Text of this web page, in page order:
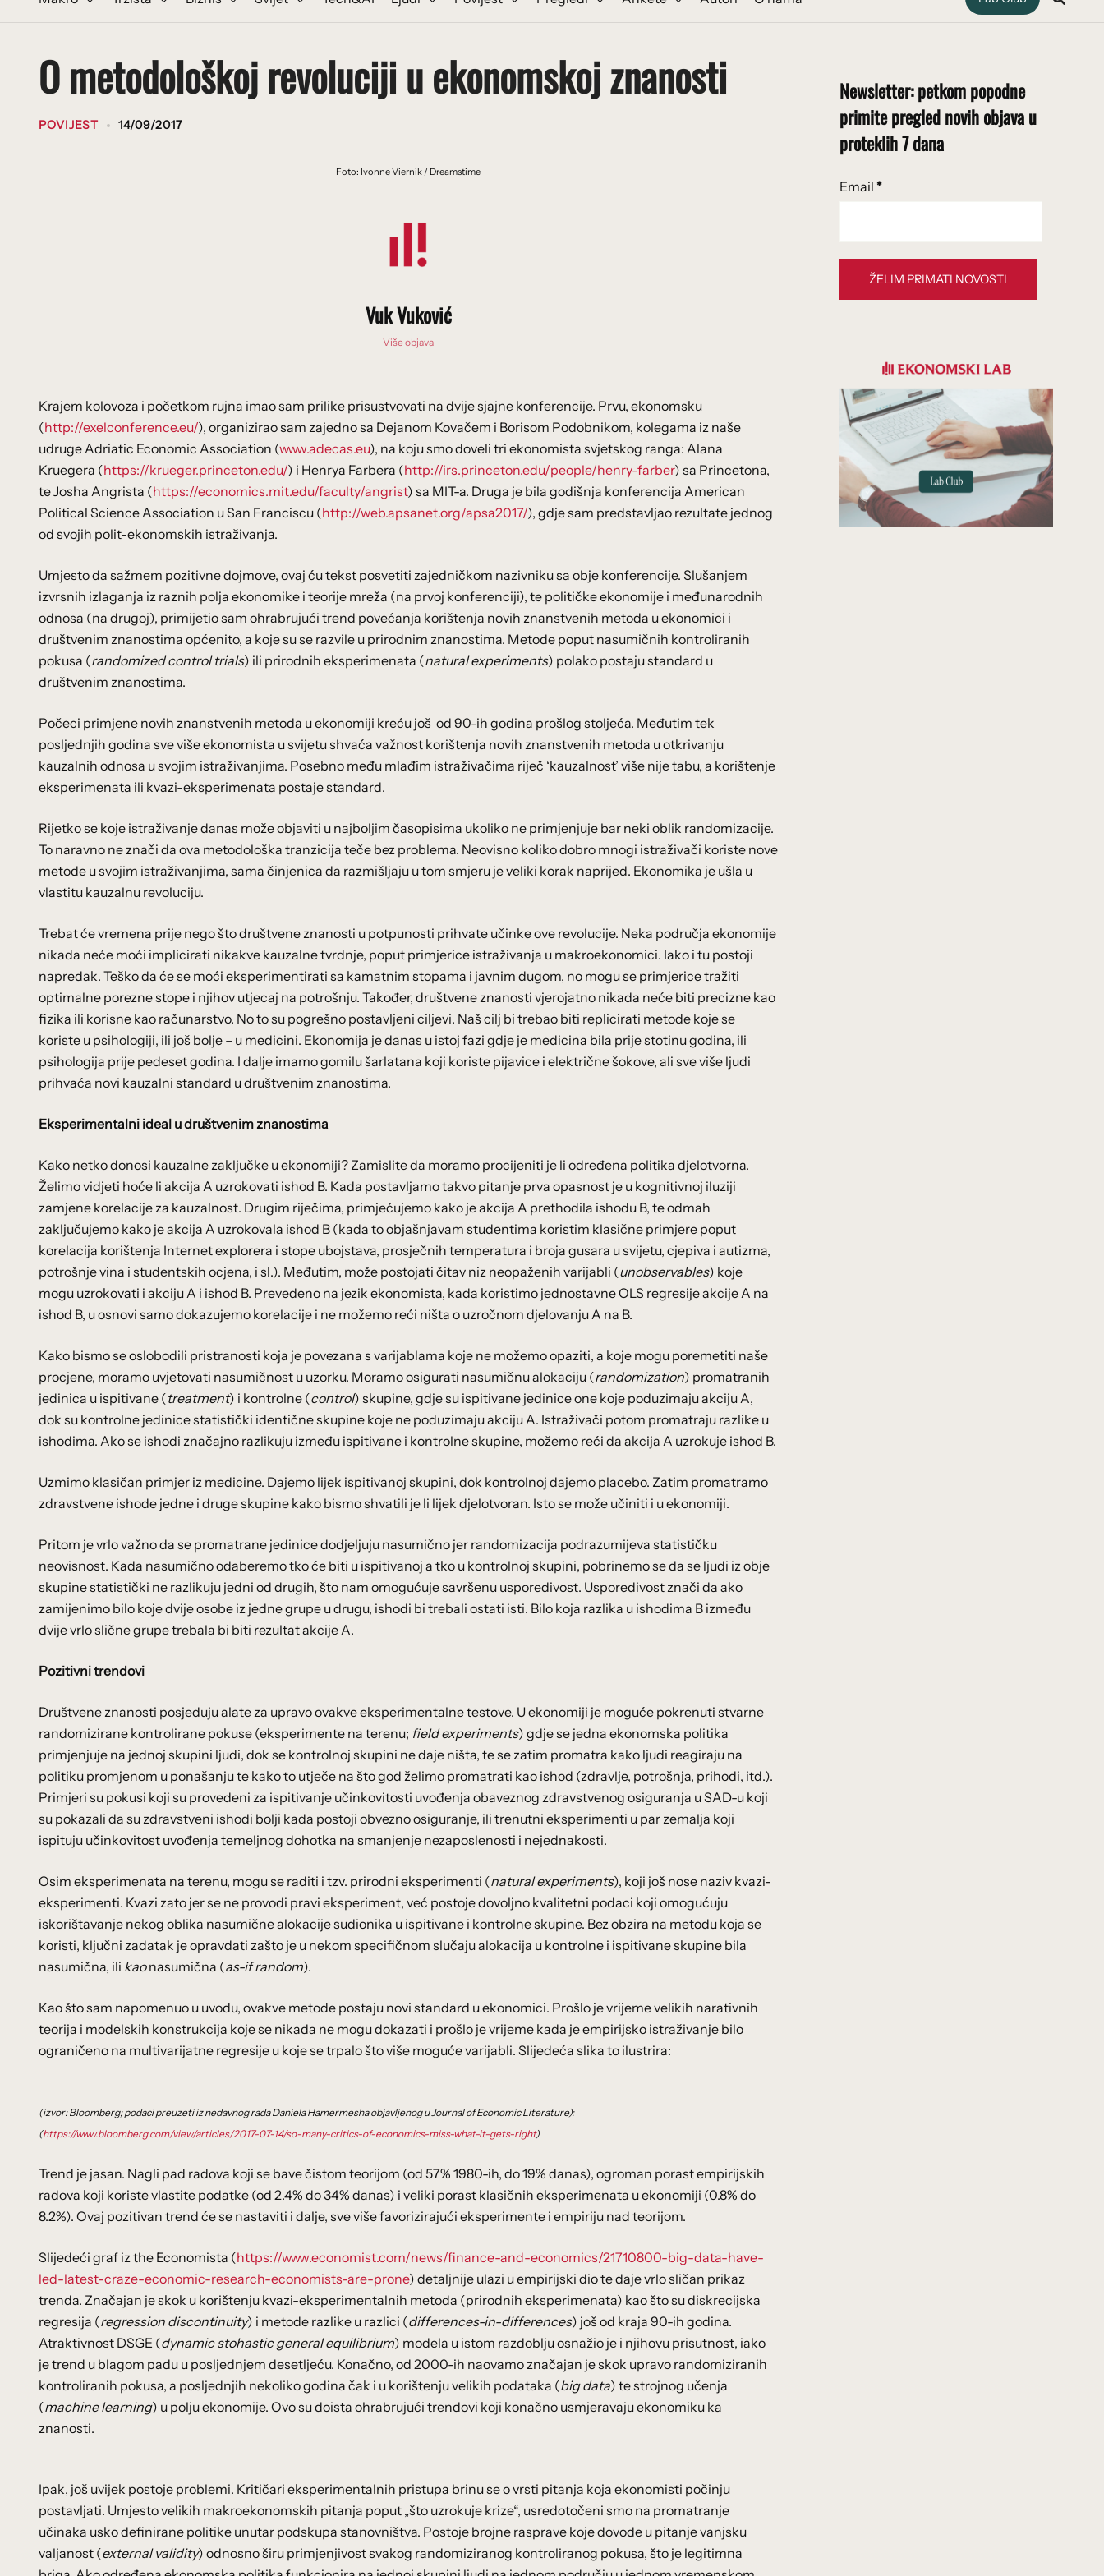
O metodološkoj revoluciji u ekonomskoj znanosti
POVIJEST 14/09/2017
Foto: Ivonne Viernik / Dreamstime
Vuk Vuković
Više objava
Krajem kolovoza i početkom rujna imao sam prilike prisustvovati na dvije sjajne konferencije. Prvu, ekonomsku
(http://exelconference.eu/), organizirao sam zajedno sa Dejanom Kovačem i Borisom Podobnikom, kolegama iz naše
udruge Adriatic Economic Association (www.adecas.eu), na koju smo doveli tri ekonomista svjetskog ranga: Alana
Kruegera (https://krueger.princeton.edu/) i Henrya Farbera (http://irs.princeton.edu/people/henry-farber) sa Princetona,
te Josha Angrista (https://economics.mit.edu/faculty/angrist) sa MIT-a. Druga je bila godišnja konferencija American
Political Science Association u San Franciscu (http://web.apsanet.org/apsa2017/), gdje sam predstavljao rezultate jednog
od svojih polit-ekonomskih istraživanja.
Umjesto da sažmem pozitivne dojmove, ovaj ću tekst posvetiti zajedničkom nazivniku sa obje konferencije. Slušanjem
izvrsnih izlaganja iz raznih polja ekonomike i teorije mreža (na prvoj konferenciji), te političke ekonomije i međunarodnih
odnosa (na drugoj), primijetio sam ohrabrujući trend povećanja korištenja novih znanstvenih metoda u ekonomici i
društvenim znanostima općenito, a koje su se razvile u prirodnim znanostima. Metode poput nasumičnih kontroliranih
pokusa (randomized control trials) ili prirodnih eksperimenata (natural experiments) polako postaju standard u
društvenim znanostima.
Počeci primjene novih znanstvenih metoda u ekonomiji kreću još od 90-ih godina prošlog stoljeća. Međutim tek
posljednjih godina sve više ekonomista u svijetu shvaća važnost korištenja novih znanstvenih metoda u otkrivanju
kauzalnih odnosa u svojim istraživanjima. Posebno među mlađim istraživačima riječ ‘kauzalnost’ više nije tabu, a korištenje
eksperimenata ili kvazi-eksperimenata postaje standard.
Rijetko se koje istraživanje danas može objaviti u najboljim časopisima ukoliko ne primjenjuje bar neki oblik randomizacije.
To naravno ne znači da ova metodološka tranzicija teče bez problema. Neovisno koliko dobro mnogi istraživači koriste nove
metode u svojim istraživanjima, sama činjenica da razmišljaju u tom smjeru je veliki korak naprijed. Ekonomika je ušla u
vlastitu kauzalnu revoluciju.
Trebat će vremena prije nego što društvene znanosti u potpunosti prihvate učinke ove revolucije. Neka područja ekonomije
nikada neće moći implicirati nikakve kauzalne tvrdnje, poput primjerice istraživanja u makroekonomici. Iako i tu postoji
napredak. Teško da će se moći eksperimentirati sa kamatnim stopama i javnim dugom, no mogu se primjerice tražiti
optimalne porezne stope i njihov utjecaj na potrošnju. Također, društvene znanosti vjerojatno nikada neće biti precizne kao
fizika ili korisne kao računarstvo. No to su pogrešno postavljeni ciljevi. Naš cilj bi trebao biti replicirati metode koje se
koriste u psihologiji, ili još bolje – u medicini. Ekonomija je danas u istoj fazi gdje je medicina bila prije stotinu godina, ili
psihologija prije pedeset godina. I dalje imamo gomilu šarlatana koji koriste pijavice i električne šokove, ali sve više ljudi
prihvaća novi kauzalni standard u društvenim znanostima.
Eksperimentalni ideal u društvenim znanostima
Kako netko donosi kauzalne zaključke u ekonomiji? Zamislite da moramo procijeniti je li određena politika djelotvorna.
Želimo vidjeti hoće li akcija A uzrokovati ishod B. Kada postavljamo takvo pitanje prva opasnost je u kognitivnoj iluziji
zamjene korelacije za kauzalnost. Drugim riječima, primjećujemo kako je akcija A prethodila ishodu B, te odmah
zaključujemo kako je akcija A uzrokovala ishod B (kada to objašnjavam studentima koristim klasične primjere poput
korelacija korištenja Internet explorera i stope ubojstava, prosječnih temperatura i broja gusara u svijetu, cjepiva i autizma,
potrošnje vina i studentskih ocjena, i sl.). Međutim, može postojati čitav niz neopaženih varijabli (unobservables) koje
mogu uzrokovati i akciju A i ishod B. Prevedeno na jezik ekonomista, kada koristimo jednostavne OLS regresije akcije A na
ishod B, u osnovi samo dokazujemo korelacije i ne možemo reći ništa o uzročnom djelovanju A na B.
Kako bismo se oslobodili pristranosti koja je povezana s varijablama koje ne možemo opaziti, a koje mogu poremetiti naše
procjene, moramo uvjetovati nasumičnost u uzorku. Moramo osigurati nasumičnu alokaciju (randomization) promatranih
jedinica u ispitivane (treatment) i kontrolne (control) skupine, gdje su ispitivane jedinice one koje poduzimaju akciju A,
dok su kontrolne jedinice statistički identične skupine koje ne poduzimaju akciju A. Istraživači potom promatraju razlike u
ishodima. Ako se ishodi značajno razlikuju između ispitivane i kontrolne skupine, možemo reći da akcija A uzrokuje ishod B.
Uzmimo klasičan primjer iz medicine. Dajemo lijek ispitivanoj skupini, dok kontrolnoj dajemo placebo. Zatim promatramo
zdravstvene ishode jedne i druge skupine kako bismo shvatili je li lijek djelotvoran. Isto se može učiniti i u ekonomiji.
Pritom je vrlo važno da se promatrane jedinice dodjeljuju nasumično jer randomizacija podrazumijeva statističku
neovisnost. Kada nasumično odaberemo tko će biti u ispitivanoj a tko u kontrolnoj skupini, pobrinemo se da se ljudi iz obje
skupine statistički ne razlikuju jedni od drugih, što nam omogućuje savršenu usporedivost. Usporedivost znači da ako
zamijenimo bilo koje dvije osobe iz jedne grupe u drugu, ishodi bi trebali ostati isti. Bilo koja razlika u ishodima B između
dvije vrlo slične grupe trebala bi biti rezultat akcije A.
Pozitivni trendovi
Društvene znanosti posjeduju alate za upravo ovakve eksperimentalne testove. U ekonomiji je moguće pokrenuti stvarne
randomizirane kontrolirane pokuse (eksperimente na terenu; field experiments) gdje se jedna ekonomska politika
primjenjuje na jednoj skupini ljudi, dok se kontrolnoj skupini ne daje ništa, te se zatim promatra kako ljudi reagiraju na
politiku promjenom u ponašanju te kako to utječe na što god želimo promatrati kao ishod (zdravlje, potrošnja, prihodi, itd.).
Primjeri su pokusi koji su provedeni za ispitivanje učinkovitosti uvođenja obaveznog zdravstvenog osiguranja u SAD-u koji
su pokazali da su zdravstveni ishodi bolji kada postoji obvezno osiguranje, ili trenutni eksperimenti u par zemalja koji
ispituju učinkovitost uvođenja temeljnog dohotka na smanjenje nezaposlenosti i nejednakosti.
Osim eksperimenata na terenu, mogu se raditi i tzv. prirodni eksperimenti (natural experiments), koji još nose naziv kvazi-
eksperimenti. Kvazi zato jer se ne provodi pravi eksperiment, već postoje dovoljno kvalitetni podaci koji omogućuju
iskorištavanje nekog oblika nasumične alokacije sudionika u ispitivane i kontrolne skupine. Bez obzira na metodu koja se
koristi, ključni zadatak je opravdati zašto je u nekom specifičnom slučaju alokacija u kontrolne i ispitivane skupine bila
nasumična, ili kaonasumična (as-if random).
Kao što sam napomenuo u uvodu, ovakve metode postaju novi standard u ekonomici. Prošlo je vrijeme velikih narativnih
teorija i modelskih konstrukcija koje se nikada ne mogu dokazati i prošlo je vrijeme kada je empirijsko istraživanje bilo
ograničeno na multivarijatne regresije u koje se trpalo što više moguće varijabli. Slijedeća slika to ilustrira:
(izvor: Bloomberg; podaci preuzeti iz nedavnog rada Daniela Hamermesha objavljenog u Journal of Economic Literature):
(https://www.bloomberg.com/view/articles/2017-07-14/so-many-critics-of-economics-miss-what-it-gets-right)
Trend je jasan. Nagli pad radova koji se bave čistom teorijom (od 57% 1980-ih, do 19% danas), ogroman porast empirijskih
radova koji koriste vlastite podatke (od 2.4% do 34% danas) i veliki porast klasičnih eksperimenata u ekonomiji (0.8% do
8.2%). Ovaj pozitivan trend će se nastaviti i dalje, sve više favorizirajući eksperimente i empiriju nad teorijom.
Slijedeći graf iz the Economista (https://www.economist.com/news/finance-and-economics/21710800-big-data-have-
led-latest-craze-economic-research-economists-are-prone) detaljnije ulazi u empirijski dio te daje vrlo sličan prikaz
trenda. Značajan je skok u korištenju kvazi-eksperimentalnih metoda (prirodnih eksperimenata) kao što su diskrecijska
regresija (regression discontinuity) i metode razlike u razlici (differences-in-differences) još od kraja 90-ih godina.
Atraktivnost DSGE (dynamic stohastic general equilibrium) modela u istom razdoblju osnažio je i njihovu prisutnost, iako
je trend u blagom padu u posljednjem desetljeću. Konačno, od 2000-ih naovamo značajan je skok upravo randomiziranih
kontroliranih pokusa, a posljednjih nekoliko godina čak i u korištenju velikih podataka (big data) te strojnog učenja
(machine learning) u polju ekonomije. Ovo su doista ohrabrujući trendovi koji konačno usmjeravaju ekonomiku ka
znanosti.
Ipak, još uvijek postoje problemi. Kritičari eksperimentalnih pristupa brinu se o vrsti pitanja koja ekonomisti počinju
postavljati. Umjesto velikih makroekonomskih pitanja poput „što uzrokuje krize“, usredotočeni smo na promatranje
učinaka usko definirane politike unutar podskupa stanovništva. Postoje brojne rasprave koje dovode u pitanje vanjsku
valjanost (external validity) odnosno širu primjenjivost svakog randomiziranog kontroliranog pokusa, što je legitimna
Newsletter: petkom popodne
primite pregled novih objava u
proteklih 7 dana
Email *